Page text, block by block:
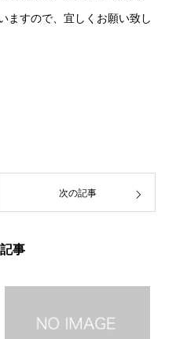
ますので、宜しくお願い致し
次の記事
事